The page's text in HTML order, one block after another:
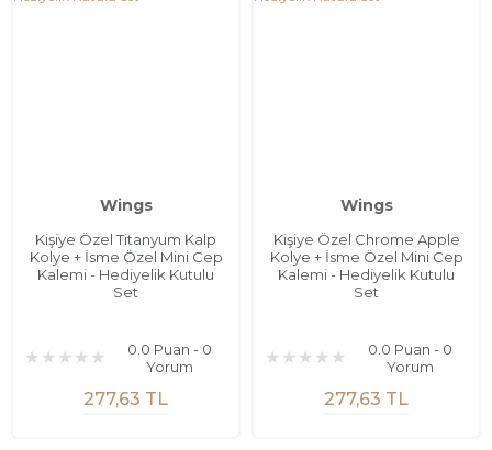
Wings
Kişiye Özel Titanyum Kalp
Kolye + İsme Özel Mini Cep
Kalemi - Hediyelik Kutulu
Set
0.0 Puan - 0
Yorum
277,63 TL
Wings
Kişiye Özel Chrome Apple
Kolye + İsme Özel Mini Cep
Kalemi - Hediyelik Kutulu
Set
0.0 Puan - 0
Yorum
277,63 TL